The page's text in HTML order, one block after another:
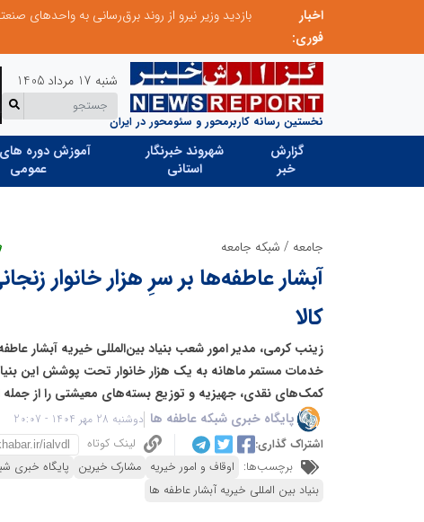
اخبار
فوری:
نخستین رسانه کاربرمحور و سئومحور در ایران
شنبه 17 مرداد 1405
گزارش
خبر
شهروند خبرنگار
استانی
آموزش دوره
عمومی
جامعه / شبکه جامعه
آبشار عاطفه‌ها بر سرِ هزار خانوار
کالا
زینب کرمی، مدیر امور شعب بنیاد بین‌المللی خیریه آبشار
خدمات مستمر ماهانه به یک هزار خانوار تحت پوشش این
کمک‌های نقدی، جهیزیه و توزیع بسته‌های معیشتی را از
پایگاه خبری شبکه عاطفه ها دوشنبه 28 مهر 1404 - 20:07
اشتراک گذاری:
لینک کوتاه
برچسب‌ها: اوقاف و امور خیریه مشارک خیرین پایگاه خبری
بنیاد بین المللی خیریه آبشار عاطفه ها